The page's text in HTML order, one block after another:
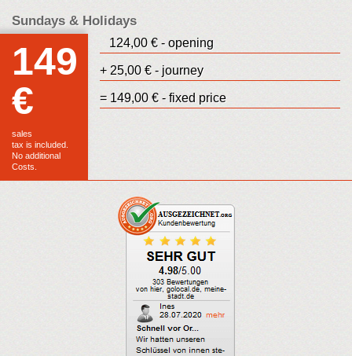
Sundays & Holidays
149
€
sales
tax is included.
No additional
Costs.
124,00 € - opening
+ 25,00 € - journey
= 149,00 € - fixed price